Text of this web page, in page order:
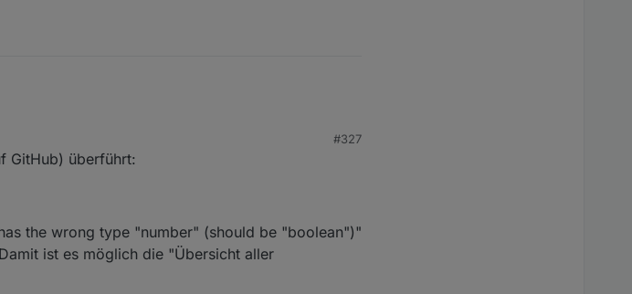
#327
GitHub) überführt:
the wrong type "number" (should be "boolean")"
ist es möglich die "Übersicht aller